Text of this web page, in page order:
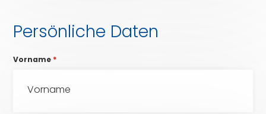
Persönliche Daten
Vorname *